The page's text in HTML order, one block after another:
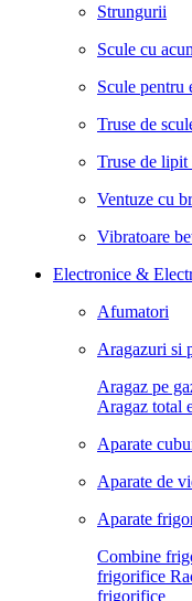
Strungurii
Scule cu
Scule pentru
Truse de
Truse de lipit
Ventuze cu
Vibratoare
Electronice &
Afumatori
Aragazuri si
Aragaz pe
Aragaz total
Aparate
Aparate de
Aparate
Combine
frigorifice
frigorifice